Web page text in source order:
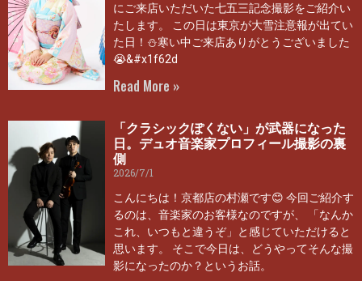
にご来店いただいた七五三記念撮影をご紹介い
たします。 この日は東京が大雪注意報が出てい
た日！⛄寒い中ご来店ありがとうございました
😭&#x1f62d
Read More »
「クラシックぽくない」が武器になった
日。デュオ音楽家プロフィール撮影の裏
側
2026/7/1
こんにちは！京都店の村瀬です😊 今回ご紹介す
るのは、音楽家のお客様なのですが、 「なんか
これ、いつもと違うぞ」と感じていただけると
思います。 そこで今日は、どうやってそんな撮
影になったのか？というお話。